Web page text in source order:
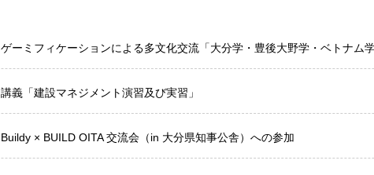
ゲーミフィケーションによる多文化交流「大分学・豊後大野学・ベトナム学
講義「建設マネジメント演習及び実習」
Buildy × BUILD OITA 交流会（in 大分県知事公舎）への参加